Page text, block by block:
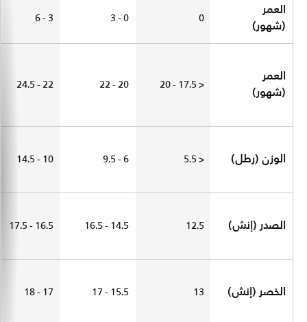
العمر
(شهور)
0
0 - 3
3 - 6
العمر
(شهور)
< 17.5 - 20
20 - 22
22 - 24.5
الوزن (رطل) < 5.5
6 - 9.5
10 - 14.5
الصدر (إنش) 12.5
14.5 - 16.5
16.5 - 17.5
الخصر (إنش) 13
15.5 - 17
17 - 18